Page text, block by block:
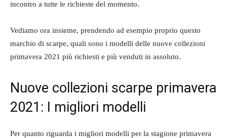
incontro a tutte le richieste del momento.
Vediamo ora insieme, prendendo ad esempio proprio questo
marchio di scarpe, quali sono i modelli delle nuove collezioni
primavera 2021 più richiesti e più venduti in assoluto.
Nuove collezioni scarpe primavera
2021: I migliori modelli
Per quanto riguarda i migliori modelli per la stagione primavera